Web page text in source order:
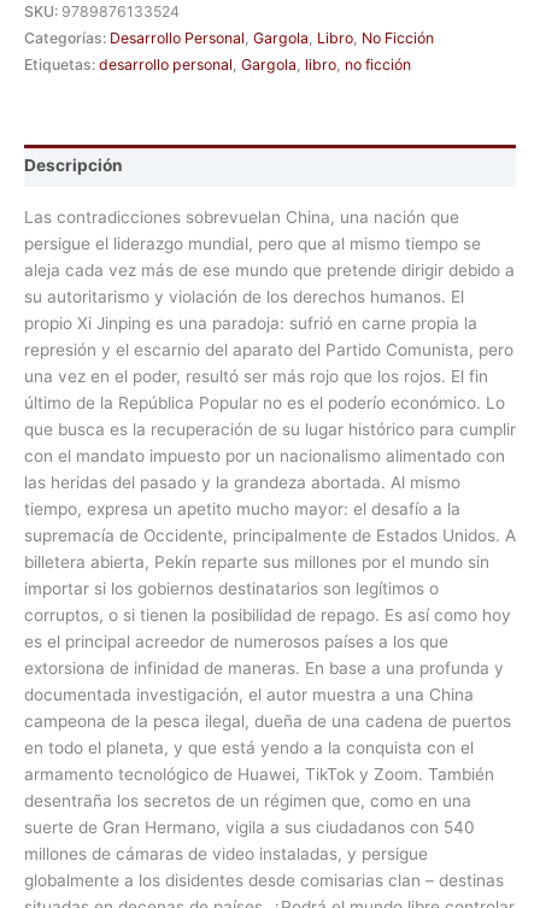
SKU: 9789876133524
Categorías: Desarrollo Personal Gargola Libro No Ficción
Etiquetas: desarrollo personal Gargola libro no ficción
Descripción
Las contradicciones sobrevuelan China, una nación que
persigue el liderazgo mundial, pero que al mismo tiempo se
aleja cada vez más de ese mundo que pretende dirigir debido a
su autoritarismo y violación de los derechos humanos. El
propio Xi Jinping es una paradoja: sufrió en carne propia la
represión y el escarnio del aparato del Partido Comunista, pero
una vez en el poder, resultó ser más rojo que los rojos. El fin
último de la República Popular no es el poderío económico. Lo
que busca es la recuperación de su lugar histórico para cumplir
con el mandato impuesto por un nacionalismo alimentado con
las heridas del pasado y la grandeza abortada. Al mismo
tiempo, expresa un apetito mucho mayor: el desafío a la
supremacía de Occidente, principalmente de Estados Unidos. A
billetera abierta, Pekín reparte sus millones por el mundo sin
importar si los gobiernos destinatarios son legítimos o
corruptos, o si tienen la posibilidad de repago. Es así como hoy
es el principal acreedor de numerosos países a los que
extorsiona de infinidad de maneras. En base a una profunda y
documentada investigación, el autor muestra a una China
campeona de la pesca ilegal, dueña de una cadena de puertos
en todo el planeta, y que está yendo a la conquista con el
armamento tecnológico de Huawei, TikTok y Zoom. También
desentraña los secretos de un régimen que, como en una
suerte de Gran Hermano, vigila a sus ciudadanos con 540
millones de cámaras de video instaladas, y persigue
globalmente a los disidentes desde comisarias clan – destinas